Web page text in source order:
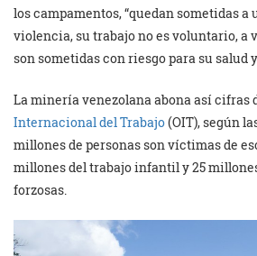
los campamentos, “quedan sometidas a
violencia, su trabajo no es voluntario, a
son sometidas con riesgo para su salud
La minería venezolana abona así cifras
Internacional del Trabajo(OIT), según
millones de personas son víctimas de
millones del trabajo infantil y 25
forzosas.